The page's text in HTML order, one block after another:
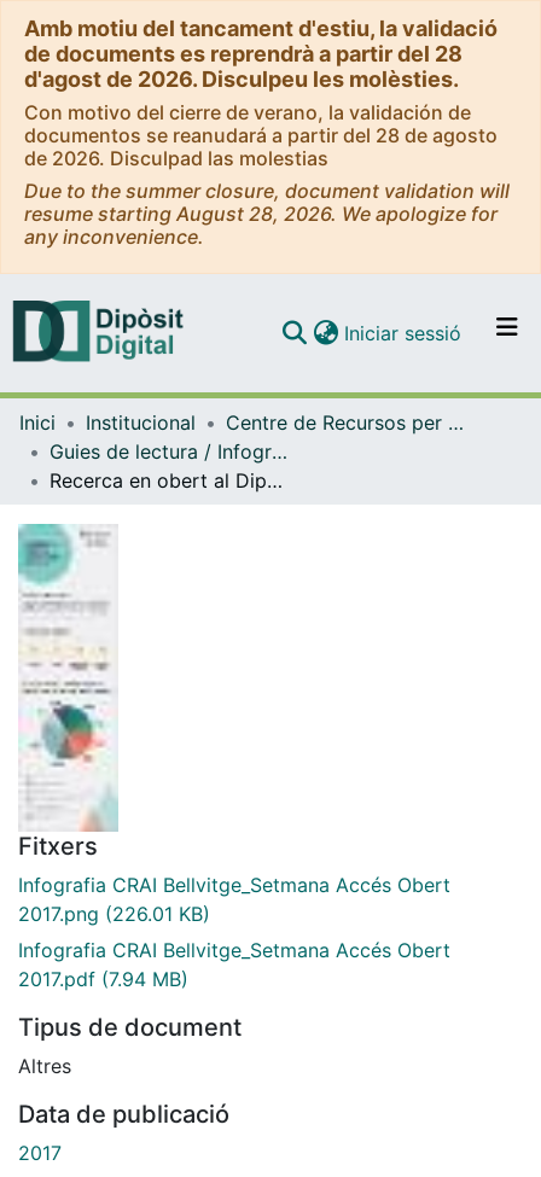
Amb motiu del tancament d'estiu, la validació
de documents es reprendrà a partir del 28
d'agost de 2026. Disculpeu les molèsties.
Con motivo del cierre de verano, la validación de
documentos se reanudará a partir del 28 de agosto
de 2026. Disculpad las molestias
Due to the summer closure, document validation will
resume starting August 28, 2026. We apologize for
any inconvenience.
Navega per tot el DD
Com publicar
Iniciar sessió (current)
Inici Institucional
Centre de Recursos per a l'Aprenentatge i la Investigació (CRAI-UB) - Institucional
Guies de lectura / Infografies / Recomanacions (CRAI-UB)
Recerca en obert al Dipòsit Digital de la UB (1996-2017) [Infografia]
Fitxers
Infografia CRAI Bellvitge_Setmana Accés Obert
2017.png (226.01 KB)
Infografia CRAI Bellvitge_Setmana Accés Obert
2017.pdf (7.94 MB)
Tipus de document
Altres
Data de publicació
2017